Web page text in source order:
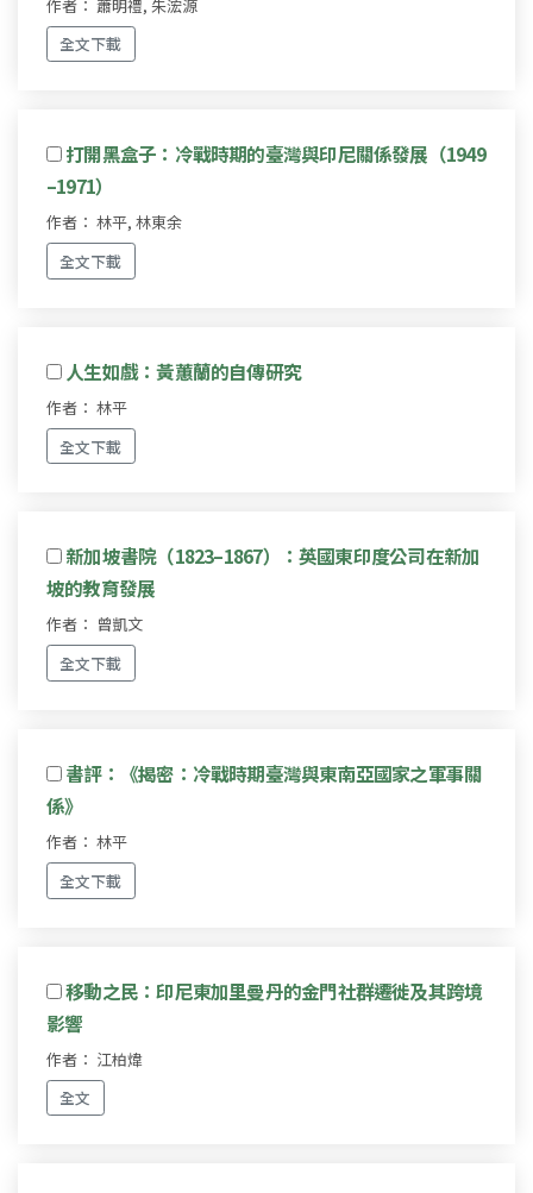
作者： 蕭明禮, 朱浤源
全文下載
打開黑盒子：冷戰時期的臺灣與印尼關係發展（1949
–1971）
作者： 林平, 林東余
全文下載
人生如戲：黃蕙蘭的自傳研究
作者： 林平
全文下載
新加坡書院（1823–1867）：英國東印度公司在新加
坡的教育發展
作者： 曾凱文
全文下載
書評：《揭密：冷戰時期臺灣與東南亞國家之軍事關
係》
作者： 林平
全文下載
移動之民：印尼東加里曼丹的金門社群遷徙及其跨境
影響
作者： 江柏煒
全文